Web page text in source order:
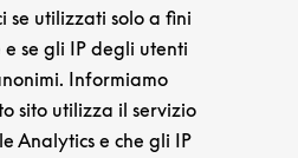
se utilizzati solo a fini
se gli IP degli utenti
Informiamo
sito utilizza il servizio
Analytics e che gli IP